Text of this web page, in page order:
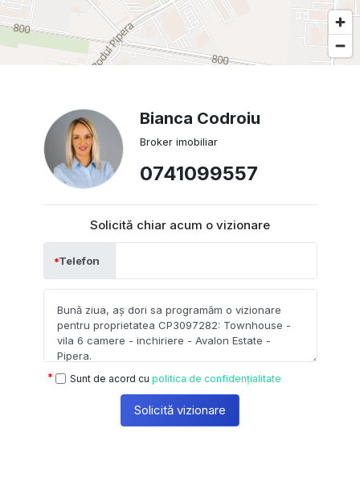
Bianca Codroiu
Broker imobiliar
0741099557
Solicită chiar acum o vizionare
Telefon
Sunt de acord cu politica de confidențialitate
Solicită vizionare